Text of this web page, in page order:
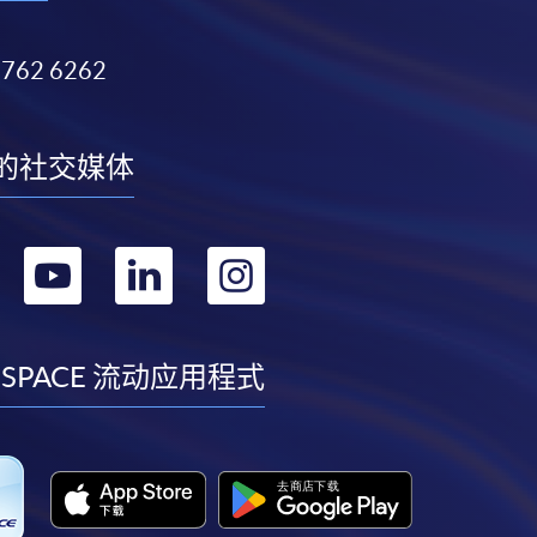
6262
社交媒体
转
youtube
转
linkedin
转
instagram
流动应用程式